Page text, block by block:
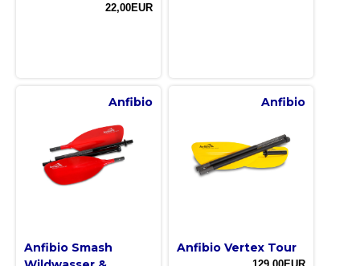
22,00EUR
Anfibio
Anfibio Smash
Anfibio
Anfibio Vertex Tour